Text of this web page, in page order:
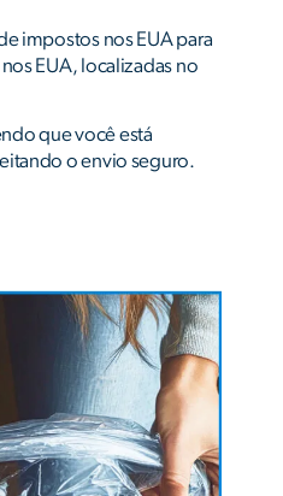
impostos nos EUA para
EUA, localizadas no
que você está
o envio seguro.